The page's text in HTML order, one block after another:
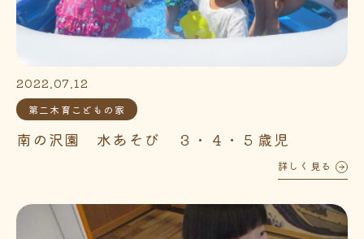
2022.07.12
第二木育こどもの家
南の沢園 水あそび ３・４・５歳児
詳しく見る